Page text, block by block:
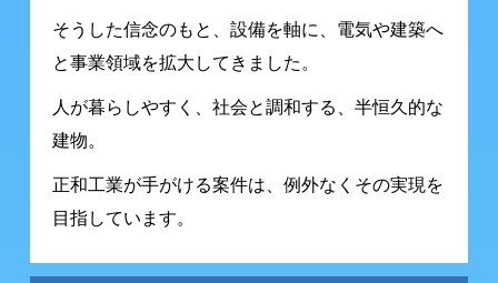
そうした信念のもと、設備を軸に、 電気や建築へ
と事業領域を拡大してきました。
人が暮らしやすく、社会と調和する、 半恒久的な
建物。
正和工業が手がける案件は、 例外なくその実現を
目指しています。